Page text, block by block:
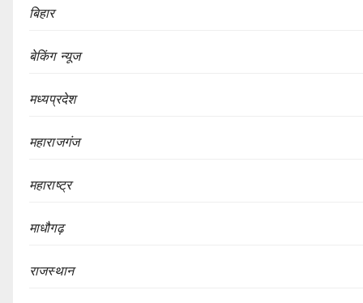
बिहार
बेकिंग न्यूज
मध्यप्रदेश
महाराजगंज
महाराष्ट्र
माधौगढ़
राजस्थान